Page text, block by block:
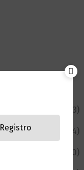
(53)
(4)
(230)
Registro